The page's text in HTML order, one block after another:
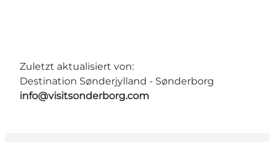
Zuletzt aktualisiert von:
Destination Sønderjylland - Sønderborg
info@visitsonderborg.com